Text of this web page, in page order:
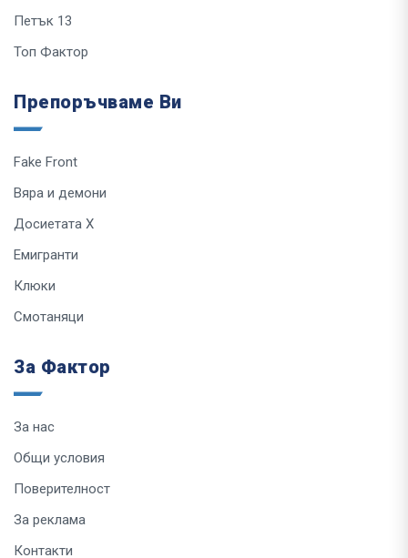
Петък 13
Топ Фактор
Препоръчваме Ви
Fake Front
Вяра и демони
Досиетата Х
Емигранти
Клюки
Смотаняци
За Фактор
За нас
Общи условия
Поверителност
За реклама
Контакти